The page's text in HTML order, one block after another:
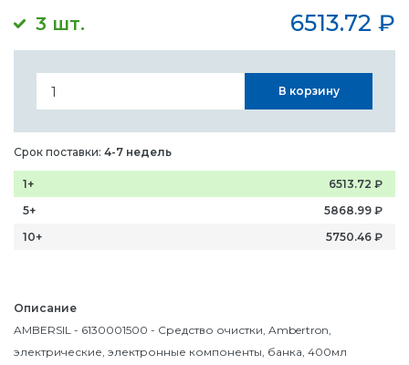
3 шт. 6513.72 ₽
Описание
AMBERSIL - 6130001500 - Средство очистки, Ambertron,
электрические, электронные компоненты, банка, 400мл
В корзину
Срок поставки: 4-7 недель
1+ 6513.72 ₽
5+
5868.99 ₽
10+
5750.46 ₽